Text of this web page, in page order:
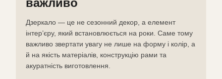
важливо
Дзеркало — це не сезонний декор, а елемент
інтер’єру, який встановлюється на роки. Саме тому
важливо звертати увагу не лише на форму і колір, а
й на якість матеріалів, конструкцію рами та
акуратність виготовлення.